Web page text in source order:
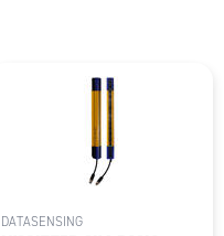
DATASENSING